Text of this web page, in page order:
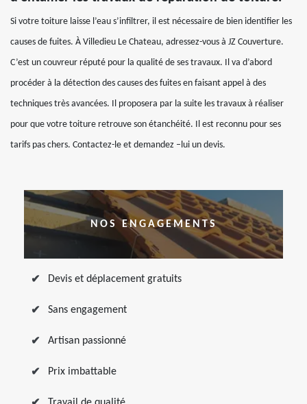
Si votre toiture laisse l’eau s’infiltrer, il est nécessaire de bien identifier les
causes de fuites. À Villedieu Le Chateau, adressez-vous à JZ Couverture.
C’est un couvreur réputé pour la qualité de ses travaux. Il va d’abord
procéder à la détection des causes des fuites en faisant appel à des
techniques très avancées. Il proposera par la suite les travaux à réaliser
pour que votre toiture retrouve son étanchéité. Il est reconnu pour ses
tarifs pas chers. Contactez-le et demandez –lui un devis.
NOS ENGAGEMENTS
Devis et déplacement gratuits
Sans engagement
Artisan passionné
Prix imbattable